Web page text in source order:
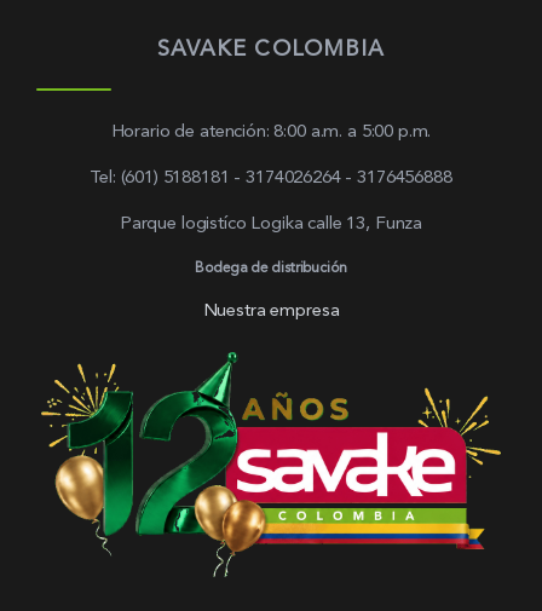
SAVAKE COLOMBIA
Horario de atención: 8:00 a.m. a 5:00 p.m.
Tel: (601) 5188181 - 3174026264 - 3176456888
Parque logistíco Logika calle 13, Funza
Bodega de distribución
Nuestra empresa